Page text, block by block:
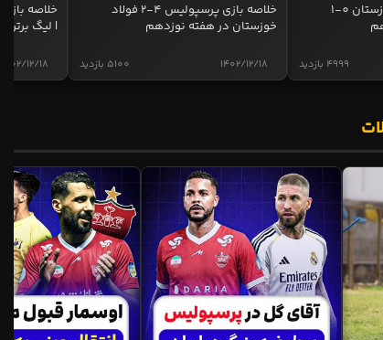
خلاصه بازی استقلال خوزستان 0-1
4999 بازدید
خلاصه بازی پرسپولیس 4-2 فولاد
خوزستان در هفته نوزدهم
5100 بازدید 1402/12/18
| لیگ برتر
1402/12/18